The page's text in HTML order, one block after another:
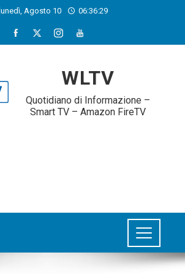
lunedì, Agosto 10 06:36:30
WLTV
Quotidiano di Informazione –
Smart TV – Amazon FireTV